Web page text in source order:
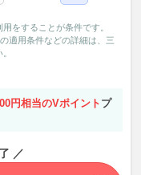
をすることが条件です。
適用条件などの詳細は、三
円相当のVポイント プ
／